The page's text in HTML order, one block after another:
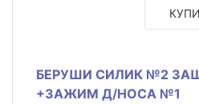
БЕРУШИ СИЛИК №2
+ЗАЖИМ Д/НОСА №1